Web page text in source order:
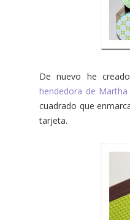
De nuevo he
hendedora de
cuadrado que
tarjeta.